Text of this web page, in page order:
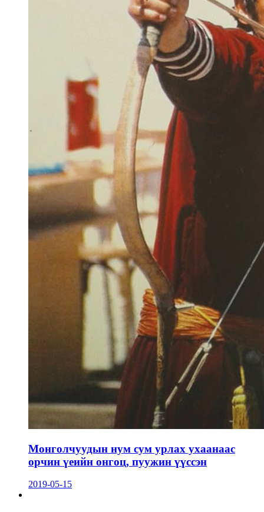
Монголчуудын нум сум урлах ухаанаас
орчин үеийн онгоц, пуужин үүссэн
2019-05-15